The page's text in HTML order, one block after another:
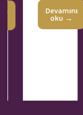
Devamını
oku →